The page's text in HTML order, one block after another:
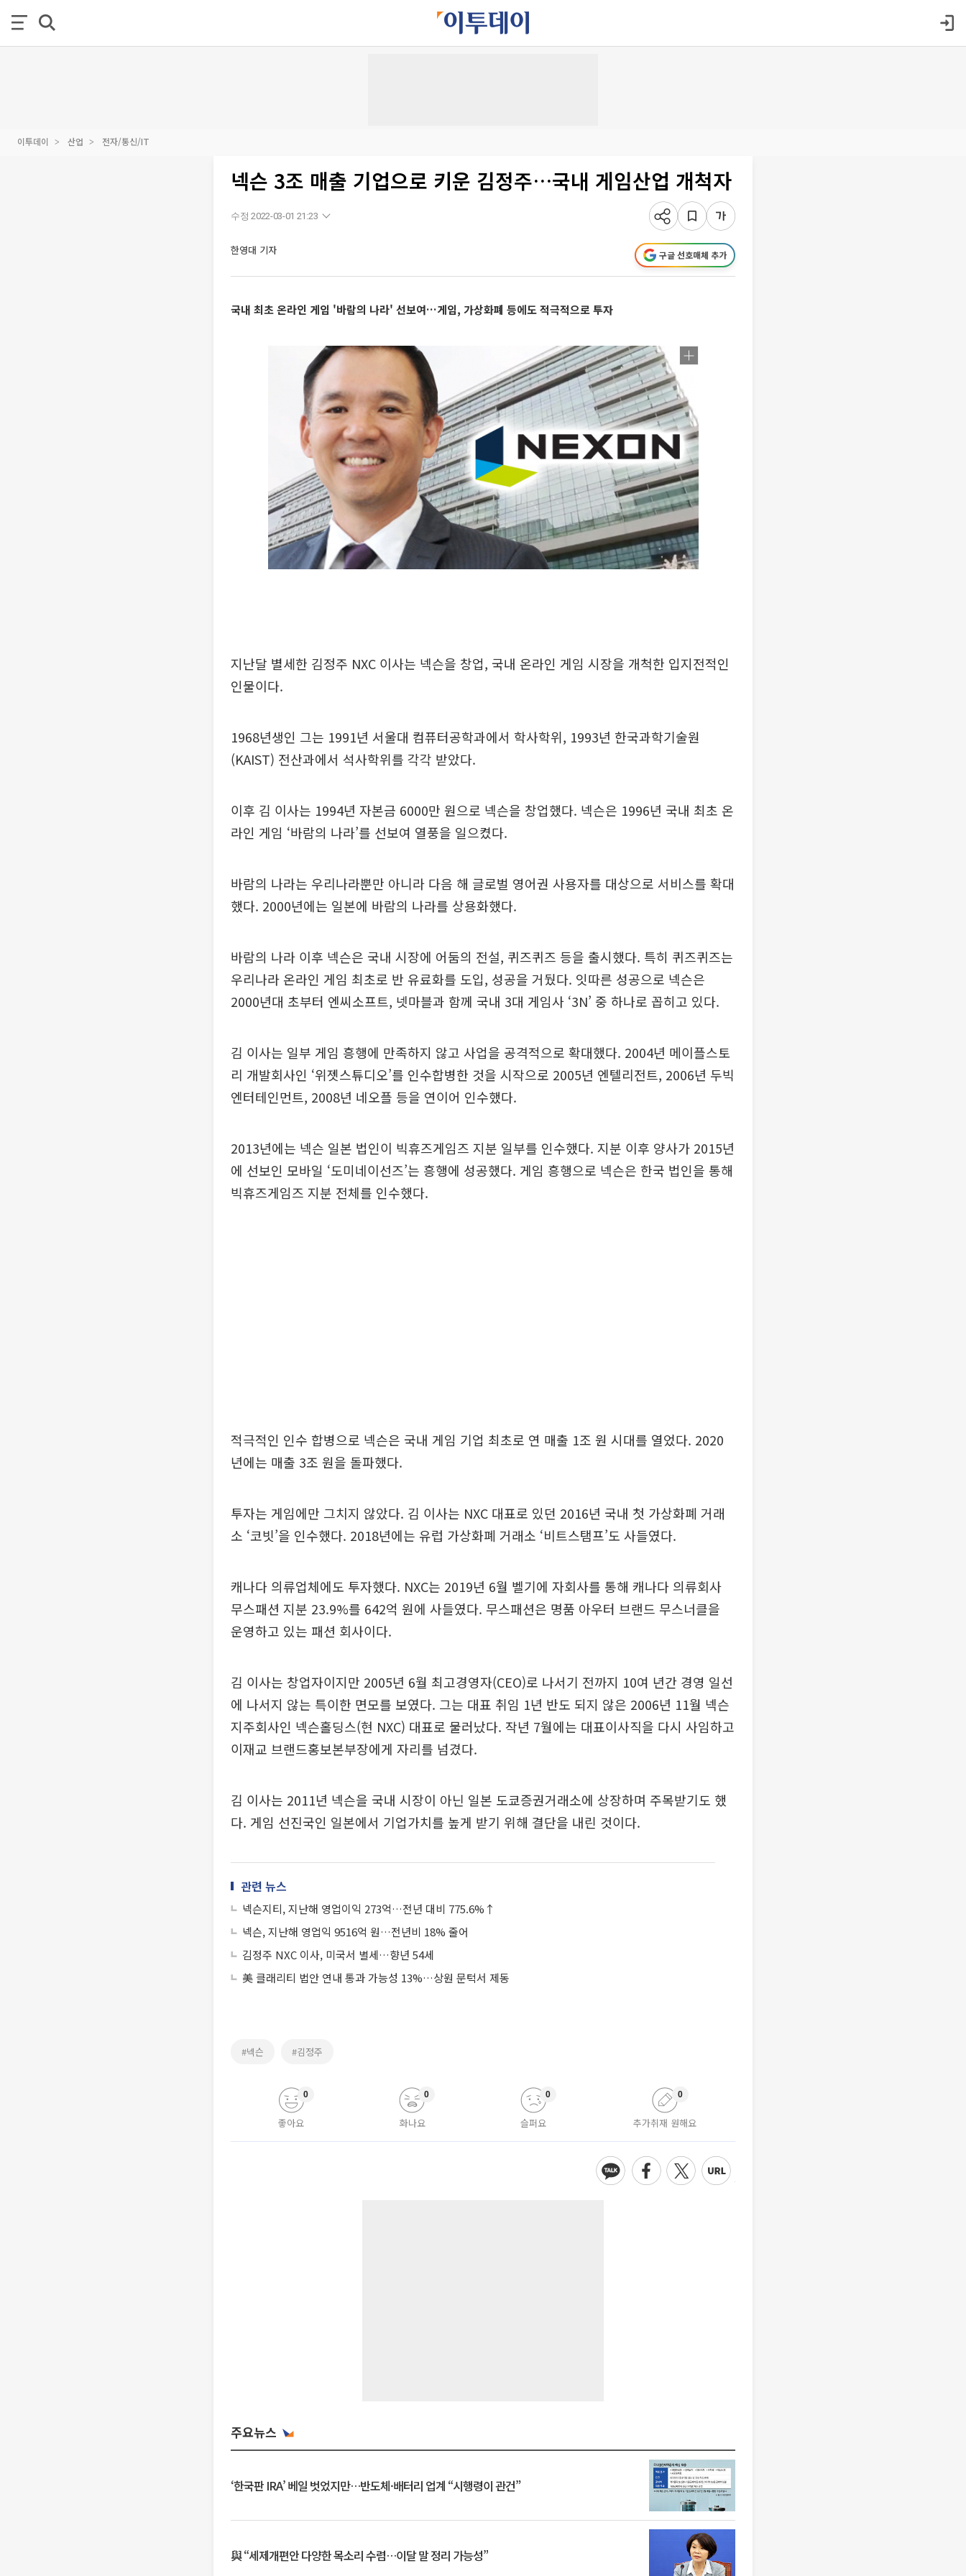
이투데이 산업 전자/통신/IT
넥슨 3조 매출 기업으로 키운 김정주…국내 게임산업 개척자
수정 2022-03-01 21:23
한영대 기자 구글 선호매체 추가
국내 최초 온라인 게임 '바람의 나라' 선보여…게임, 가상화폐 등에도 적극적으로 투자
지난달 별세한 김정주 NXC 이사는 넥슨을 창업, 국내 온라인 게임 시장을 개척한 입지전적인
인물이다.
1968년생인 그는 1991년 서울대 컴퓨터공학과에서 학사학위, 1993년 한국과학기술원
(KAIST) 전산과에서 석사학위를 각각 받았다.
이후 김 이사는 1994년 자본금 6000만 원으로 넥슨을 창업했다. 넥슨은 1996년 국내 최초 온
라인 게임 ‘바람의 나라’를 선보여 열풍을 일으켰다.
바람의 나라는 우리나라뿐만 아니라 다음 해 글로벌 영어권 사용자를 대상으로 서비스를 확대
했다. 2000년에는 일본에 바람의 나라를 상용화했다.
바람의 나라 이후 넥슨은 국내 시장에 어둠의 전설, 퀴즈퀴즈 등을 출시했다. 특히 퀴즈퀴즈는
우리나라 온라인 게임 최초로 반 유료화를 도입, 성공을 거뒀다. 잇따른 성공으로 넥슨은
2000년대 초부터 엔씨소프트, 넷마블과 함께 국내 3대 게임사 ‘3N’ 중 하나로 꼽히고 있다.
김 이사는 일부 게임 흥행에 만족하지 않고 사업을 공격적으로 확대했다. 2004년 메이플스토
리 개발회사인 ‘위젯스튜디오’를 인수합병한 것을 시작으로 2005년 엔텔리전트, 2006년 두빅
엔터테인먼트, 2008년 네오플 등을 연이어 인수했다.
2013년에는 넥슨 일본 법인이 빅휴즈게임즈 지분 일부를 인수했다. 지분 이후 양사가 2015년
에 선보인 모바일 ‘도미네이선즈’는 흥행에 성공했다. 게임 흥행으로 넥슨은 한국 법인을 통해
빅휴즈게임즈 지분 전체를 인수했다.
적극적인 인수 합병으로 넥슨은 국내 게임 기업 최초로 연 매출 1조 원 시대를 열었다. 2020
년에는 매출 3조 원을 돌파했다.
투자는 게임에만 그치지 않았다. 김 이사는 NXC 대표로 있던 2016년 국내 첫 가상화폐 거래
소 ‘코빗’을 인수했다. 2018년에는 유럽 가상화폐 거래소 ‘비트스탬프’도 사들였다.
캐나다 의류업체에도 투자했다. NXC는 2019년 6월 벨기에 자회사를 통해 캐나다 의류회사
무스패션 지분 23.9%를 642억 원에 사들였다. 무스패션은 명품 아우터 브랜드 무스너클을
운영하고 있는 패션 회사이다.
김 이사는 창업자이지만 2005년 6월 최고경영자(CEO)로 나서기 전까지 10여 년간 경영 일선
에 나서지 않는 특이한 면모를 보였다. 그는 대표 취임 1년 반도 되지 않은 2006년 11월 넥슨
지주회사인 넥슨홀딩스(현 NXC) 대표로 물러났다. 작년 7월에는 대표이사직을 다시 사임하고
이재교 브랜드홍보본부장에게 자리를 넘겼다.
김 이사는 2011년 넥슨을 국내 시장이 아닌 일본 도쿄증권거래소에 상장하며 주목받기도 했
다. 게임 선진국인 일본에서 기업가치를 높게 받기 위해 결단을 내린 것이다.
관련 뉴스
넥슨지티, 지난해 영업이익 273억…전년 대비 775.6%↑
넥슨, 지난해 영업익 9516억 원…전년비 18% 줄어
김정주 NXC 이사, 미국서 별세…향년 54세
美 클래리티 법안 연내 통과 가능성 13%…상원 문턱서 제동
#넥슨 #김정주
좋아요
0
화나요
0
슬퍼요
0
추가취재 원해요
0
주요뉴스
‘한국판 IRA’ 베일 벗었지만…반도체·배터리 업계 “시행령이 관건”
與 “세제개편안 다양한 목소리 수렴…이달 말 정리 가능성”